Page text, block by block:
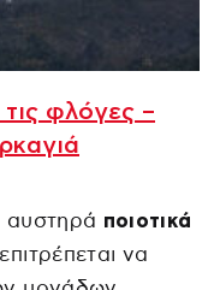
φλόγες –
αυστηρά ποιοτικά
να